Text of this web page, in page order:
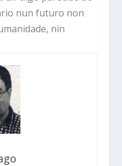
nun futuro non
nin